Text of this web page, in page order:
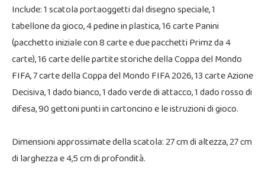
Include: 1 scatola portaoggetti dal disegno speciale, 1
tabellone da gioco, 4 pedine in plastica, 16 carte Panini
(pacchetto iniziale con 8 carte e due pacchetti Primz da 4
carte), 16 carte delle partite storiche della Coppa del Mondo
FIFA, 7 carte della Coppa del Mondo FIFA 2026, 13 carte Azione
Decisiva, 1 dado bianco, 1 dado verde di attacco, 1 dado rosso di
difesa, 90 gettoni punti in cartoncino e le istruzioni di gioco.
Dimensioni approssimate della scatola: 27 cm di altezza, 27 cm
di larghezza e 4,5 cm di profondità.